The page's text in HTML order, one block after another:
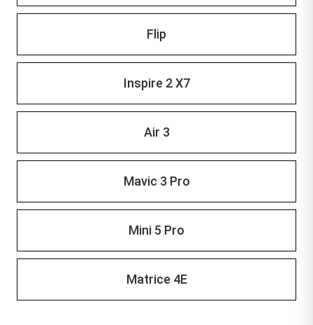
Flip
Inspire 2 X7
Air 3
Mavic 3 Pro
Mini 5 Pro
Matrice 4E